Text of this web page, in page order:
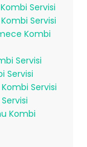
Servisi
Servisi
Kombi
Servisi
Servisi
Servisi
Kombi